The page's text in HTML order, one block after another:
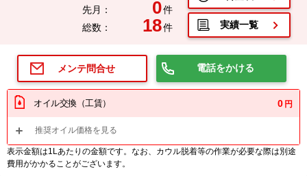
先月： 0件
総数：
18件 実績一覧
メンテ問合せ 電話をかける
オイル交換（工賃） 0 円
推奨オイル価格を見る
表示金額は1Lあたりの金額です。なお、カウル脱着等の作業が必要な際は別途
費用がかかることがございます。